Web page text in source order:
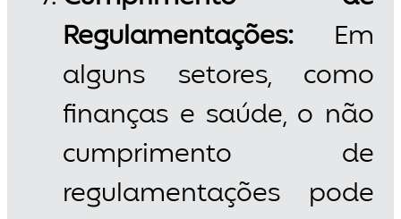
Regulamentações: Em
alguns setores, como
finanças e saúde, o não
cumprimento de
regulamentações pode